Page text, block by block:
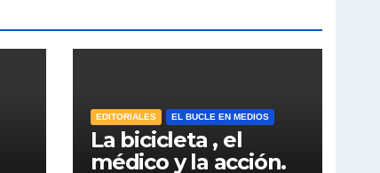
EDITORIALES EL BUCLE EN MEDIOS
La bicicleta , el
médico y la acción.